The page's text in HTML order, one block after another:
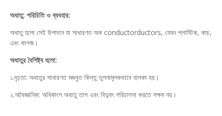
অধাতু: পরিচিতি ও ব্যবহার:
অধাতু হলো সেই উপাদান যা সাধারণত অক conductorductors, যেমন প্লাস্টিক, কাচ,
এবং কাগজ।
অধাতুর বৈশিষ্ট্য হলো:
১.দৃঢ়তা: অধাতুর সাধারণত মজবুত কিন্তু তুলনামূলকভাবে হালকা হয়।
২.অবৈজ্ঞানিক: অধিকাংশ অধাতু তাপ এবং বিদ্যুৎ পরিচালনা করতে সক্ষম নয়।